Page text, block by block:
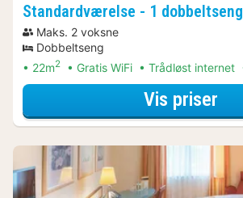
Standardværelse - 1 dobbeltseng
Maks. 2 voksne
Dobbeltseng
22m2 Gratis WiFi Trådløst internet
Vis priser